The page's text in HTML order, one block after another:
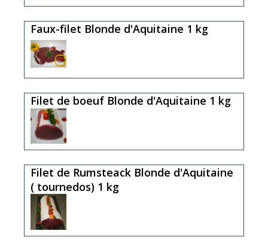
Faux-filet Blonde d'Aquitaine 1 kg
Filet de boeuf Blonde d'Aquitaine 1 kg
Filet de Rumsteack Blonde d'Aquitaine
( tournedos) 1 kg